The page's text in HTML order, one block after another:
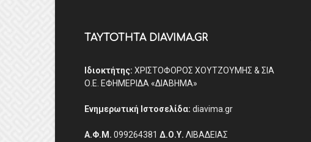
ΤΑΥΤΟΤΗΤΑ DIAVIMA.GR
Ιδιοκτήτης: ΧΡΙΣΤΟΦΟΡΟΣ ΧΟΥΤΖΟΥΜΗΣ & ΣΙΑ
Ο.Ε. ΕΦΗΜΕΡΙΔΑ «ΔΙΑΒΗΜΑ»
Ενημερωτική Ιστοσελίδα: diavima.gr
Α.Φ.Μ. 099264381 Δ.Ο.Υ. ΛΙΒΑΔΕΙΑΣ